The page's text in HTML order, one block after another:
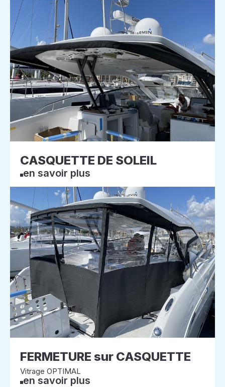
CASQUETTE DE SOLEIL
en savoir plus
FERMETURE sur CASQUETTE
Vitrage OPTIMAL
en savoir plus